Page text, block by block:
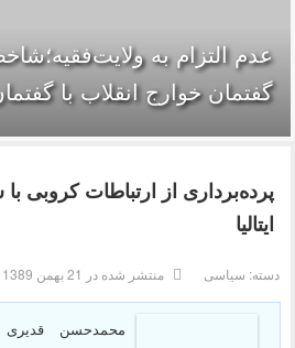
عدم التزام به
گفتمان خوارج انقلاب با
پرده‌برداری از ارتباطات کروبی
ایتالیا
دسته: سیاسی منتشر شده در 21 بهمن 1389
محمدحسن قدیری